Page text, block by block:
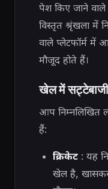
पेश किए जाने वाले
विस्तृत श्रृंखला में
वाले प्लेटफॉर्म में
मौजूद होते हैं।
खेल में सट्टेबाजी
आप निम्नलिखित
हैं:
क्रिकेट: यह
खेल है,